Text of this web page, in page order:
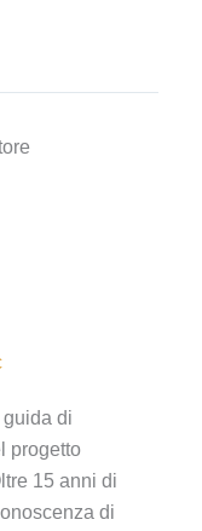
di
progetto
15 anni di
di